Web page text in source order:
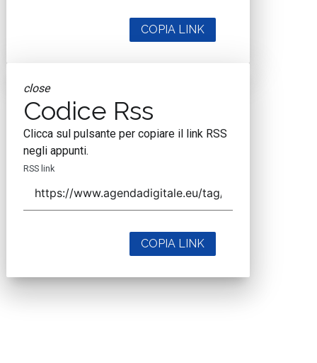
COPIA LINK
close
Codice Rss
Clicca sul pulsante per copiare il link RSS
negli appunti.
RSS link
COPIA LINK